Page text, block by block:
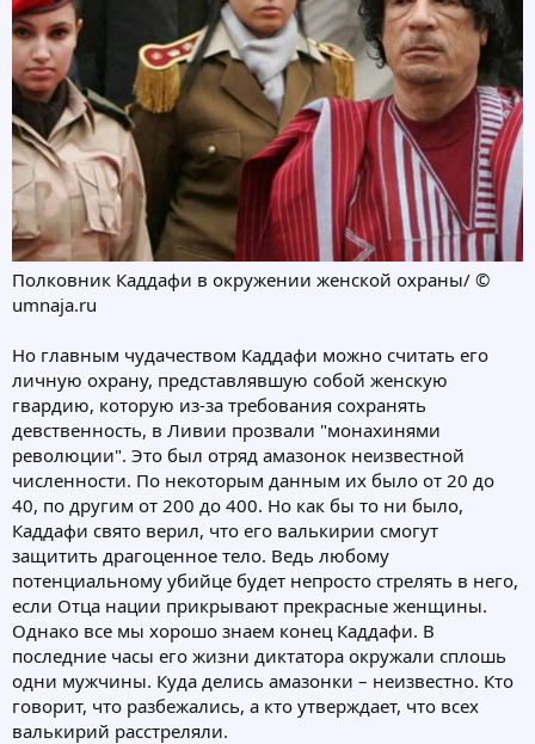
Полковник Каддафи в окружении женской охраны/ ©
umnaja.ru
Но главным чудачеством Каддафи можно считать его
личную охрану, представлявшую собой женскую
гвардию, которую из-за требования сохранять
девственность, в Ливии прозвали "монахинями
революции". Это был отряд амазонок неизвестной
численности. По некоторым данным их было от 20 до
40, по другим от 200 до 400. Но как бы то ни было,
Каддафи свято верил, что его валькирии смогут
защитить драгоценное тело. Ведь любому
потенциальному убийце будет непросто стрелять в него,
если Отца нации прикрывают прекрасные женщины.
Однако все мы хорошо знаем конец Каддафи. В
последние часы его жизни диктатора окружали сплошь
одни мужчины. Куда делись амазонки – неизвестно. Кто
говорит, что разбежались, а кто утверждает, что всех
валькирий расстреляли.